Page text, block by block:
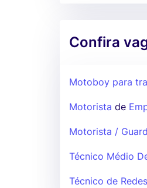
Confira
Motoboy para
Motorista de
Motorista /
Técnico Médio
Técnico de